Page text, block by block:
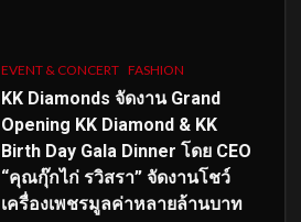
EVENT & CONCERT FASHION
KK Diamonds จัดงาน Grand
Opening KK Diamond & KK
Birth Day Gala Dinner โดย CEO
“คุณกุ๊กไก่ รวิสรา” จัดงานโชว์
เครื่องเพชรมูลค่าหลายล้านบาท